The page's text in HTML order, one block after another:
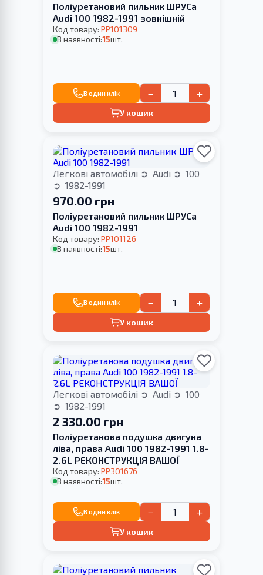
Поліуретановий пильник ШРУСа
Audi 100 1982-1991 зовнішній
Код товару: PP101309
В наявності:15шт.
В один клік − +
У кошик
Легкові автомобілі Audi
100
1982-1991
970.00 грн
Поліуретановий пильник ШРУСа
Audi 100 1982-1991
Код товару: PP101126
В наявності:15шт.
В один клік − +
У кошик
Легкові автомобілі Audi
100
1982-1991
2 330.00 грн
Поліуретанова подушка двигуна
ліва, права Audi 100 1982-1991 1.8-
2.6L РЕКОНСТРУКЦІЯ ВАШОЇ
Код товару: PP301676
В наявності:15шт.
В один клік − +
У кошик